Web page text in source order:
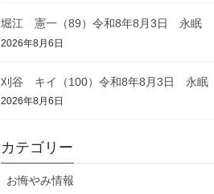
堀江 憲一（89）令和8年8月3日 永眠
2026年8月6日
刈谷 キイ（100）令和8年8月3日 永眠
2026年8月6日
カテゴリー
お悔やみ情報